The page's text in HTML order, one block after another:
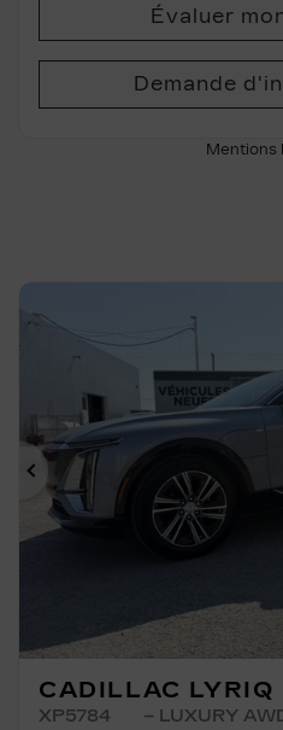
Évaluer
Demande
Mentions
Précédent
CADILLAC
XP5784
– LUXURY